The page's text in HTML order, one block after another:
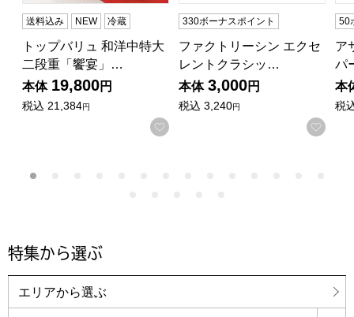
送料込み NEW 冷蔵
トップバリュ 和洋中特大
二段重「饗宴」…
本体 19,800円
税込 21,384円
お気に入りに登録する
330ボーナスポイント
ファクトリーシン エクセ
レントクラシッ…
本体 3,000円
税込 3,240円
お気
50
ア
パ
本
税
特集から選ぶ
エリアから選ぶ